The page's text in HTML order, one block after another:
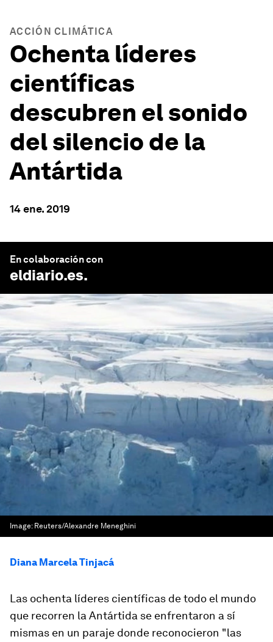
ACCIÓN CLIMÁTICA
Ochenta líderes
científicas
descubren el sonido
del silencio de la
Antártida
14 ene. 2019
En colaboración con
eldiario.es.
Image: Reuters/Alexandre Meneghini
Diana Marcela Tinjacá
Las ochenta líderes científicas de todo el mundo
que recorren la Antártida se enfrentaron a sí
mismas en un paraje donde reconocieron "las